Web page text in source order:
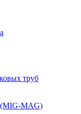
труб
(MIG-MAG)